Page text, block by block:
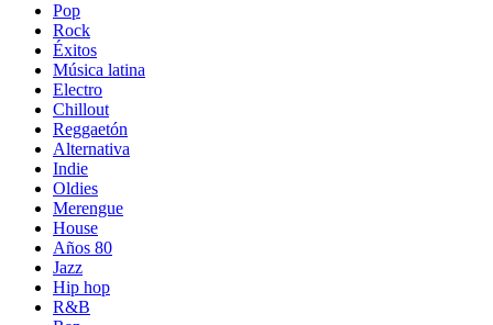
Pop
Rock
Éxitos
Música latina
Electro
Chillout
Reggaetón
Alternativa
Indie
Oldies
Merengue
House
Años 80
Jazz
Hip hop
R&B